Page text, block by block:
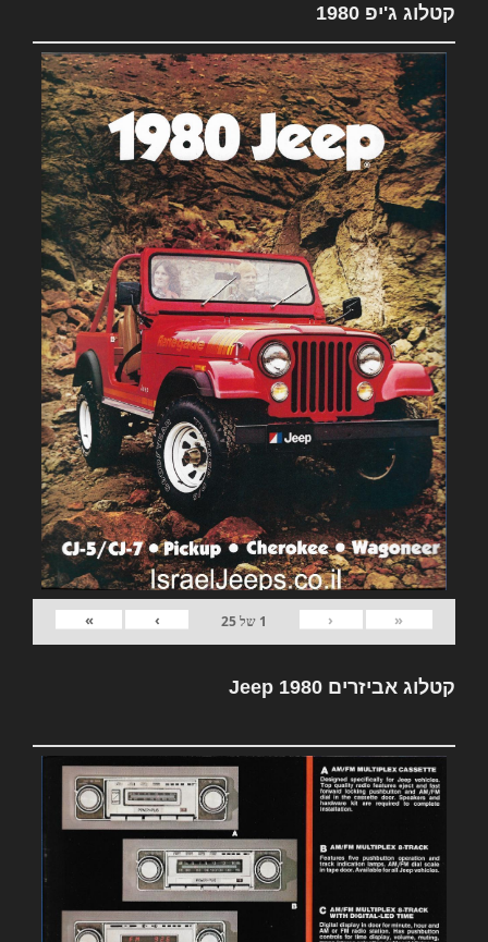
קטלוג ג'יפ 1980
«
‹
1 של25
›
»
קטלוג אביזרים Jeep 1980